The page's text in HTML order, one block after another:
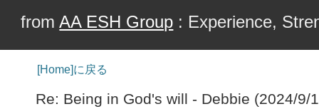
fromAA ESH Group : Experience,
[Home]に戻る
Re: Being in God's will - Debbie (2024/9/